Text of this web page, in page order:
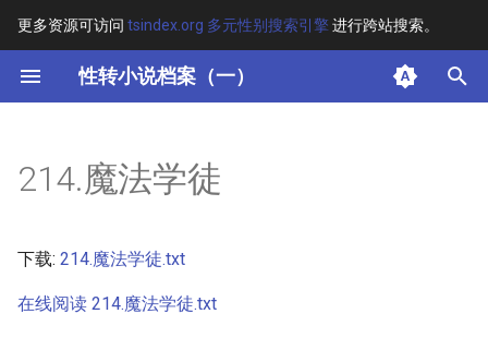
更多资源可访问 tsindex.org 多元性别搜索引擎进行跨站搜索。
性转小说档案（一）
键
开
搜
索
其他信息 [Processed Page
214.魔法学徒
下载: 214.魔法学徒.txt
在线阅读 214.魔法学徒.txt